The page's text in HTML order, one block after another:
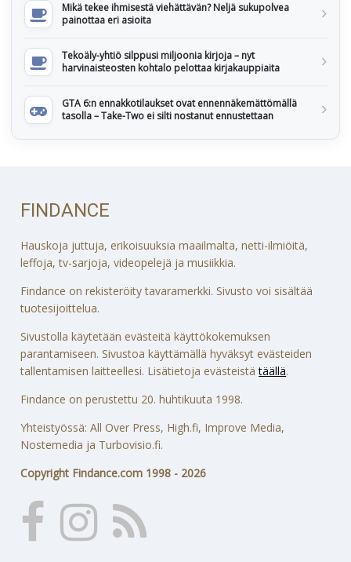
Mikä tekee ihmisestä viehättävän? Neljä sukupolvea
painottaa eri asioita
Tekoäly-yhtiö silppusi miljoonia kirjoja – nyt
harvinaisteosten kohtalo pelottaa kirjakauppiaita
GTA 6:n ennakkotilaukset ovat ennennäkemättömällä
tasolla – Take-Two ei silti nostanut ennustettaan
FINDANCE
Hauskoja juttuja, erikoisuuksia maailmalta, netti-ilmiöitä,
leffoja, tv-sarjoja, videopelejä ja musiikkia.
Findance on rekisteröity tavaramerkki. Sivusto voi sisältää
tuotesijoittelua.
Sivustolla käytetään evästeitä käyttökokemuksen
parantamiseen. Sivustoa käyttämällä hyväksyt evästeiden
tallentamisen laitteellesi. Lisätietoja evästeistätäällä.
Findance on perustettu 20. huhtikuuta 1998.
Yhteistyössä: All Over Press, High.fi, Improve Media,
Nostemedia ja Turbovisio.fi.
Copyright Findance.com 1998 - 2026